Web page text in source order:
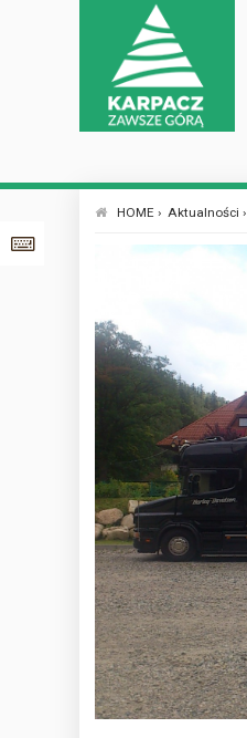
HOME › Aktualności ›